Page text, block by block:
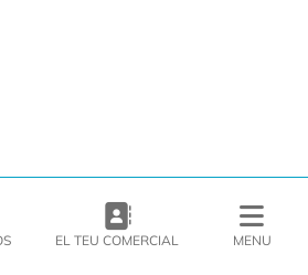
EL TEU COMERCIAL MENU